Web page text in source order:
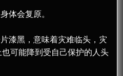
体会复原。
漆黑，意味着灾难临头，灾
可能降到受自己保护的人头